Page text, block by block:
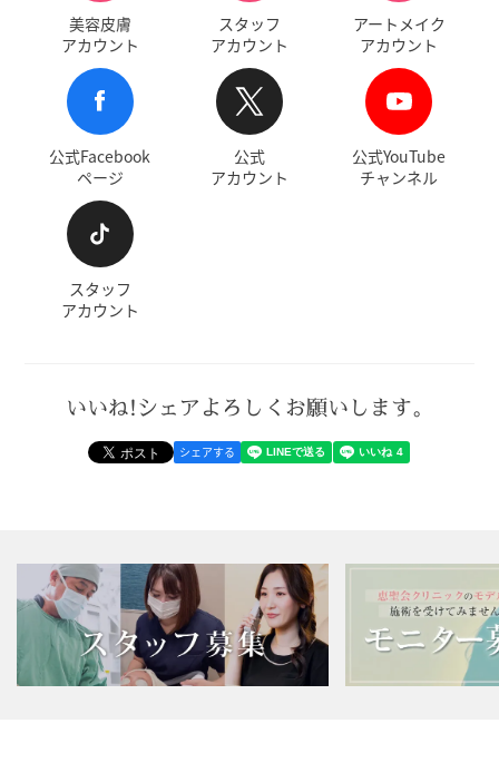
美容皮膚
アカウント
スタッフ
アカウント
アートメイク
アカウント
公式Facebook
ページ
公式
アカウント
公式YouTube
チャンネル
スタッフ
アカウント
いいね!シェアよろしくお願いします。
シェアする